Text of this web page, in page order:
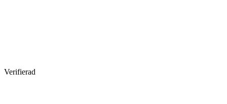
Verifierad